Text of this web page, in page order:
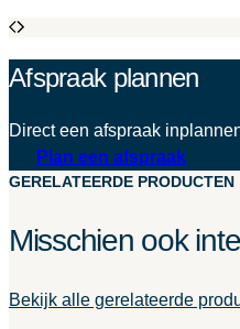
Afspraak plannen
Direct een afspraak
Plan een afspraak
GERELATEERDE PRODUCTEN
Misschien ook
Bekijk alle gerelateerde